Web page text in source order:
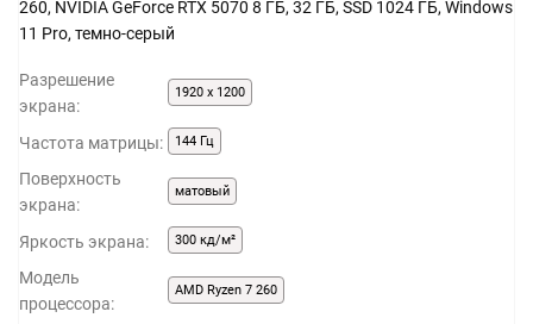
260, NVIDIA GeForce RTX 5070 8 ГБ, 32 ГБ, SSD 1024 ГБ, Windows
11 Pro, темно-серый
Разрешение
экрана:
1920 x 1200
Частота матрицы: 144 Гц
Поверхность
экрана:
матовый
Яркость экрана: 300 кд/м²
Модель
процессора:
AMD Ryzen 7 260